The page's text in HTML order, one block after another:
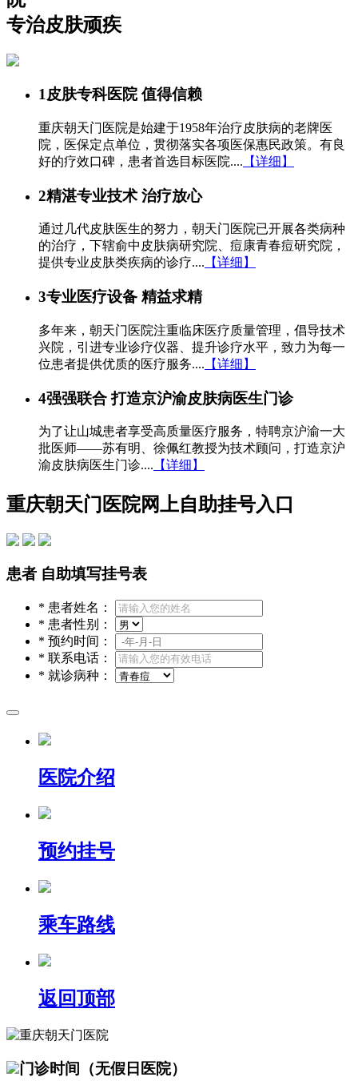
专治皮肤顽疾
1皮肤专科医院 值得信赖
重庆朝天门医院是始建于1958年治疗皮肤病的老牌医
院，医保定点单位，贯彻落实各项医保惠民政策。有良
好的疗效口碑，患者首选目标医院.... 【详细】
2精湛专业技术 治疗放心
通过几代皮肤医生的努力，朝天门医院已开展各类病种
的治疗，下辖俞中皮肤病研究院、痘康青春痘研究院，
提供专业皮肤类疾病的诊疗.... 【详细】
3专业医疗设备 精益求精
多年来，朝天门医院注重临床医疗质量管理，倡导技术
兴院，引进专业诊疗仪器、提升诊疗水平，致力为每一
位患者提供优质的医疗服务.... 【详细】
4强强联合 打造京沪渝皮肤病医生门诊
为了让山城患者享受高质量医疗服务，特聘京沪渝一大
批医师——苏有明、徐佩红教授为技术顾问，打造京沪
渝皮肤病医生门诊.... 【详细】
重庆朝天门医院网上自助挂号入口
患者 自助填写挂号表
* 患者姓名：
* 患者性别：
* 预约时间：
* 联系电话：
* 就诊病种：
医院介绍
预约挂号
乘车路线
返回顶部
门诊时间（无假日医院）